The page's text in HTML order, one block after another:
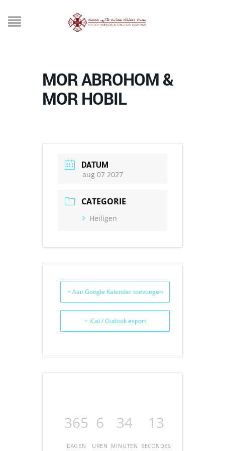
MOR ABROHOM &
MOR HOBIL
DATUM
aug 07 2027
CATEGORIE
Heiligen
+ Aan Google Kalender toevoegen
+ iCal / Outlook export
365
DAGEN
6
UREN
34
MINUTEN
13
SECONDES